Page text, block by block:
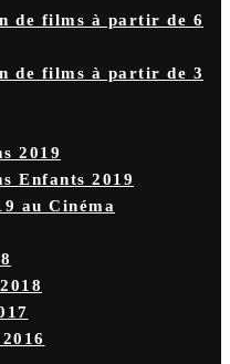
de films à partir de 6
de films à partir de 3
2019
Enfants 2019
au Cinéma